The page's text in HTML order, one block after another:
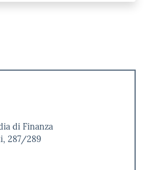
di Finanza
287/289